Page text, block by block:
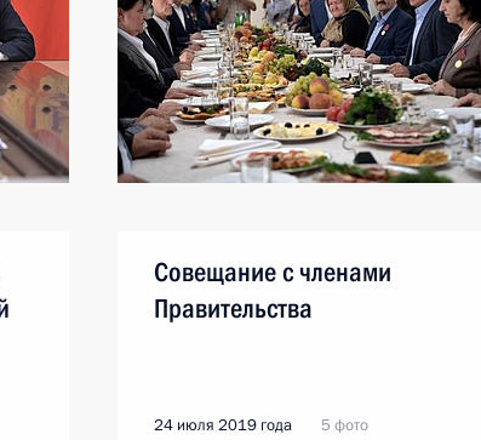
Совещание с членами
Правительства
24 июля 2019 года 5 фото